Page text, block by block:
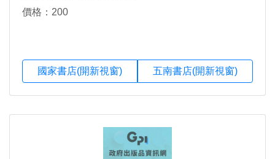
價格：200
國家書店(開新視窗) 五南書店(開新視窗)